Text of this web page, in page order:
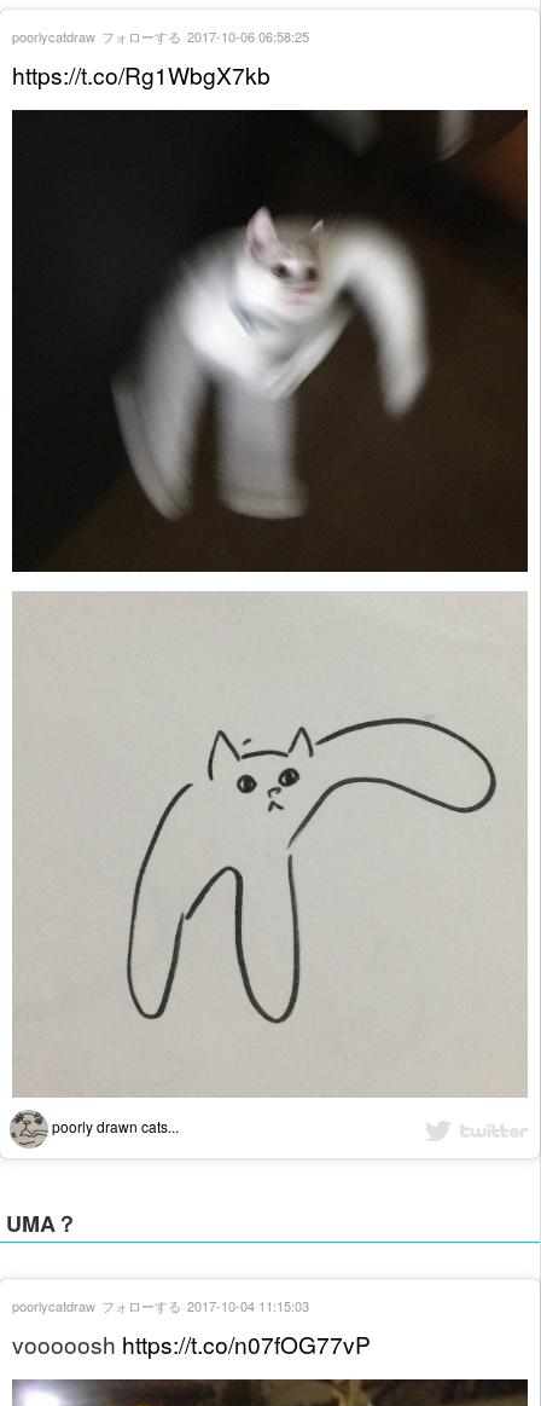
https://t.co/Rg1WbgX7kb
poorly drawn cats...
poorlycatdraw フォローする 2017-10-06 06:58:25
UMA？
vooooosh https://t.co/n07fOG77vP
poorlycatdraw フォローする 2017-10-04 11:15:03